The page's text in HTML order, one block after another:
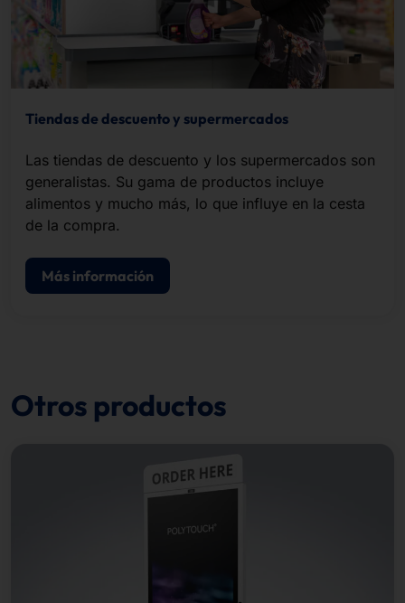
Tiendas de descuento y supermercados
Las tiendas de descuento y los supermercados son
generalistas. Su gama de productos incluye
alimentos y mucho más, lo que influye en la cesta
de la compra.
Más información
Otros productos